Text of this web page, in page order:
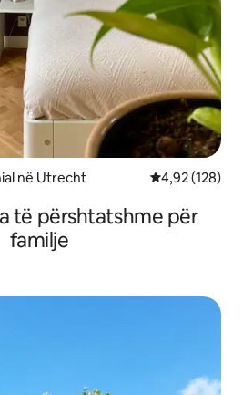
në Utrecht Vlerësimi
4,92 (128)
të përshtatshme për
familje